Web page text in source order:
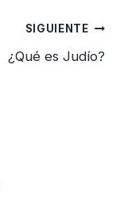
SIGUIENTE
¿Qué es Judío?